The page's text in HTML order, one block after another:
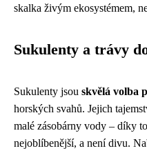
skalka živým ekosystémem,
Sukulenty a trávy
Sukulenty jsou skvělá volba
horských svahů. Jejich
malé zásobárny vody – díky
nejoblíbenější, a není divu.